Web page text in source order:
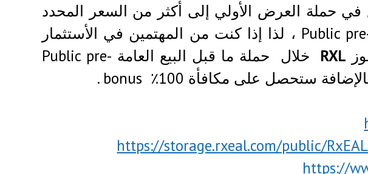
حملة العرض الأولي إلى أكثر من السعر المحدد
في حملة ما قبل البيع العامة Public pre-sale ، لذا إذا كنت من المهتمين في الأستثمار
RXL
خلال حملة ما قبل البيع العامة Public pre-
https://storage.rxeal.com/public/
https://